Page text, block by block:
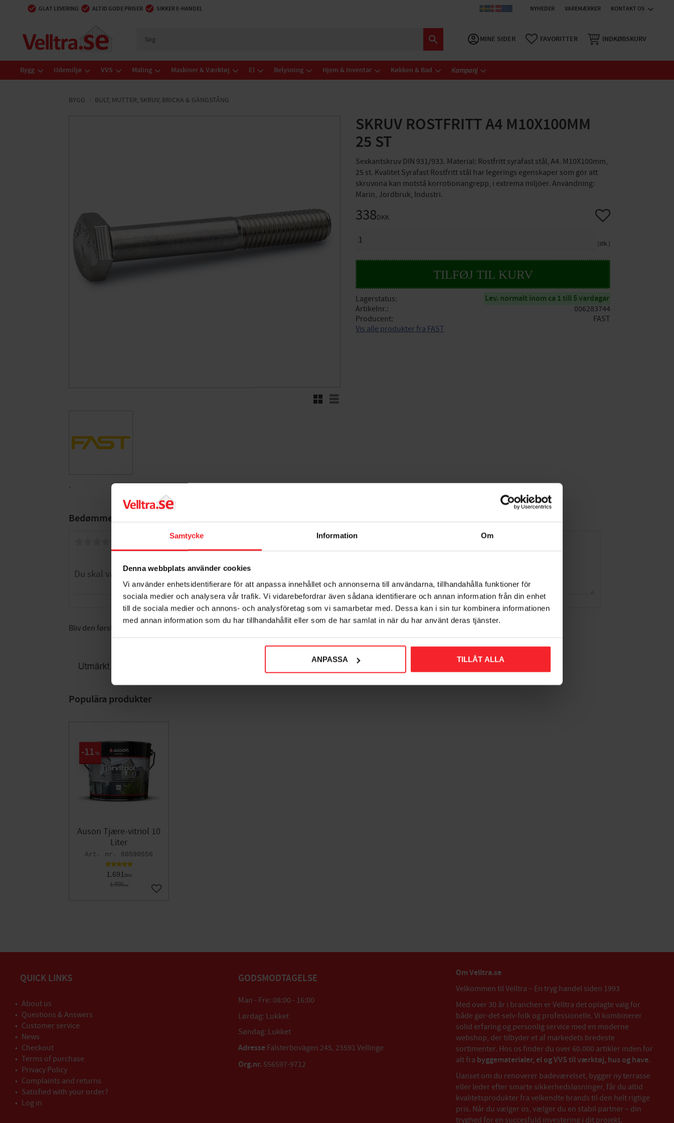
Samtycke Information Om
Denna webbplats använder cookies
Vi använder enhetsidentifierare för att anpassa innehållet och annonserna till användarna, tillhandahålla funktioner för
sociala medier och analysera vår trafik. Vi vidarebefordrar även sådana identifierare och annan information från din enhet
till de sociala medier och annons- och analysföretag som vi samarbetar med. Dessa kan i sin tur kombinera informationen
med annan information som du har tillhandahållit eller som de har samlat in när du har använt deras tjänster.
ANPASSA TILLÅT ALLA
GLAT LEVERING ALTID GODE PRISER SIKKER E-HANDEL NYHEDER VAREMÆRKER KONTAKT OS
MINE SIDER FAVORITTER INDKØBSKURV
Bygg Udemiljø VVS Maling Maskiner & Værktøj El Belysning Hjem & Inventar Køkken & Bad Kampanj
BYGG BULT, MUTTER, SKRUV, BRICKA & GÄNGSTÅNG
SKRUV ROSTFRITT A4 M10X100MM
25 ST
Sexkantskruv DIN 931/933. Material: Rostfritt syrafast stål, A4. M10X100mm,
25 st. Kvalitet Syrafast Rostfritt stål har legerings egenskaper som gör att
skruvona kan motstå korrotionangrepp, i extrema miljöer. Användning:
Marin, Jordbruk, Industri.
RutenettListe
338DKK
stk.
Gem som favorit
Lagerstatus Lev. normalt inom ca 1 till 5 vardagar
Artikelnr.
006283744
Producent
FAST
Vis alle produkter fra FAST
.
Bedømmelser
Bliv den første, der giver en bedømmelse.
Populära produkter
Auson Tjære-vitriol 10
Liter
60590556
1.691DKK
1.900DKK
11 %
Gem som favorit
QUICK LINKS
About us
Questions & Answers
Customer service
News
Checkout
Terms of purchase
Privacy Policy
Complaints and returns
Satisfied with your order?
Log in
GODSMODTAGELSE
Man - Fre: 08:00 - 16:00
Lørdag: Lukket
Søndag: Lukket
AdresseFalsterbovägen 245, 23591 Vellinge
Org.nr. 556597-9712
Om Velltra.se
Velkommen til Velltra – En tryg handel siden 1993
Med over 30 år i branchen er Velltra det oplagte valg for
både gør-det-selv-folk og professionelle. Vi kombinerer
solid erfaring og personlig service med en moderne
webshop, der tilbyder et af markedets bredeste
sortimenter. Hos os finder du over 60.000 artikler inden for
alt fra byggematerialer, el og VVS til værktøj, hus og have.
Uanset om du renoverer badeværelset, bygger ny terrasse
eller leder efter smarte sikkerhedsløsninger, får du altid
kvalitetsprodukter fra velkendte brands til den helt rigtige
pris. Når du vælger os, vælger du en stabil partner – din
tryghed for en succesfuld investering i dit projekt.